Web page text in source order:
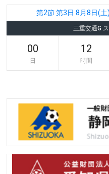
第2節 第3日 8月8日(
三重交通G
00
日
12
時間